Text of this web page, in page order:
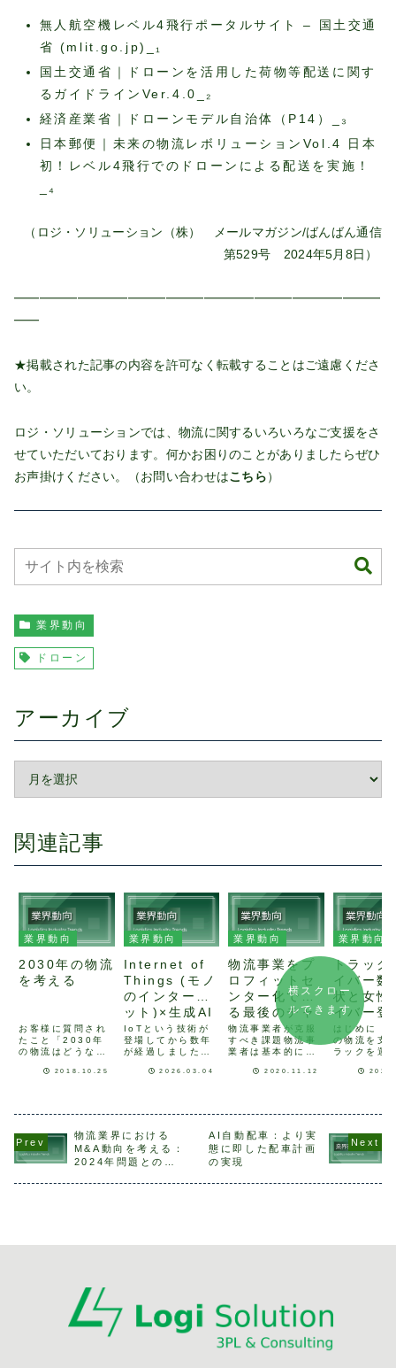
無人航空機レベル4飛行ポータルサイト – 国土交通
省 (mlit.go.jp)
_₁
国土交通省｜ドローンを活用した荷物等配送に関す
るガイドラインVer.4.0
_₂
経済産業省｜ドローンモデル自治体（P14）
_₃
日本郵便｜未来の物流レボリューションVol.4 日本
初！レベル4飛行でのドローンによる配送を実施！
_₄
（ロジ・ソリューション（株） メールマガジン/ばんばん通信
第529号 2024年5月8日）
━━━━━━━━━━━━━━━━━━━━━━━━━━━━━
━━
★掲載された記事の内容を許可なく転載することはご遠慮くださ
い。
ロジ・ソリューションでは、物流に関するいろいろなご支援をさ
せていただいております。何かお困りのことがありましたらぜひ
お声掛けください。（お問い合わせはこちら）
業界動向
ドローン
アーカイブ
関連記事
業界動向
2030年の物流
を考える
お客様に質問され
たこと「2030年
の物流はどうなっ
を教えてほし
物流コスト、出口
が見えない人手不
足問題・・・
etc．今後の日本
2018.10.25
業界動向
Internet of
Things (モノ
のインターネ
ット)×生成AI
について考え
てみる
IoTという技術が
登場してから数年
が経過しました。
もはや「新技術」
験止まりから脱却
できた領域として
は、製造、物流、
エネルギー、イン
2026.03.04
業界動向
物流事業をプ
ロフィットセ
ンター化でき
る最後のチャ
ンスかもしれ
ない
物流事業者が克服
すべき課題物流事
業者は基本的に荷
り、時間乖離を埋
に企業運営してい
ます。この単機能
サービスの提供は
荷主の要望に従っ
2020.11.12
業界動向
トラック
イバー数
状と女性
イバー登
ついて
はじめに
の物流を支
ラックを運
は、他の業
限（物流の
年問題）に
て、ドライ
人が働くこ
横スクロー
ルできます
物流業界における
M&A動向を考える：
2024年問題との関
AI自動配車：より実
態に即した配車計画
の実現